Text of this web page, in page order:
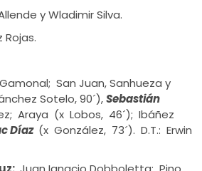
y Wladimir Silva.
Rojas.
San Juan, Sanhueza y
Sotelo, 90´),Sebastián
Araya (x Lobos, 46´); Ibáñez
Díaz (x González, 73´). D.T.: Erwin